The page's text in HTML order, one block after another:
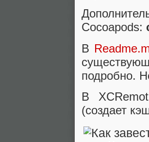
Cocoapods:
В
подробно.
В
(создает